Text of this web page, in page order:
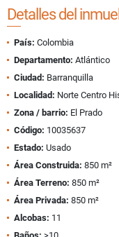
Detalles del
País: Colombia
Departamento: Atlántico
Ciudad: Barranquilla
Localidad: Norte Centro
Zona / barrio: El Prado
Código: 10035637
Estado: Usado
Área Construida: 850 m²
Área Terreno: 850 m²
Área Privada: 850 m²
Alcobas: 11